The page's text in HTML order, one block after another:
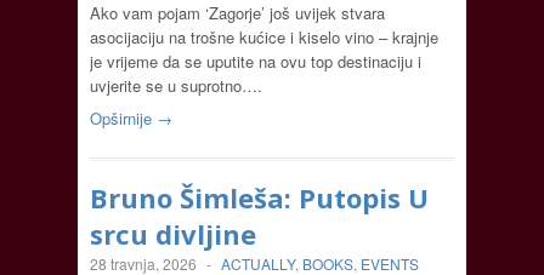
Ako vam pojam ‘Zagorje’ još uvijek stvara
asocijaciju na trošne kućice i kiselo vino – krajnje
je vrijeme da se uputite na ovu top destinaciju i
uvjerite se u suprotno….
Opširnije →
Bruno Šimleša: Putopis U
srcu divljine
28 travnja, 2026 - ACTUALLY, BOOKS, EVENTS